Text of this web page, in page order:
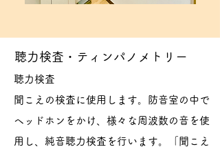
​聴力検査・ティンパノメトリー
聴力検査
​聞こえの検査に使用します。防音室の中で
ヘッドホンをかけ、様々な周波数の音を使
用し、純音聴力検査を行います。「聞こえ